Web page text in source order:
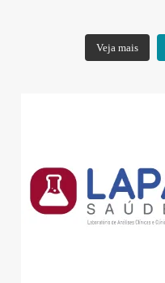
Veja mais